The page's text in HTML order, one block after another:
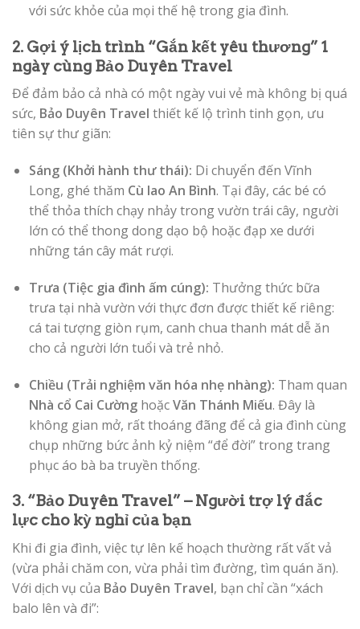
với sức khỏe của mọi thế hệ trong gia đình.
2. Gợi ý lịch trình “Gắn kết yêu thương” 1
ngày cùng Bảo Duyên Travel
Để đảm bảo cả nhà có một ngày vui vẻ mà không bị quá
sức, Bảo Duyên Travel thiết kế lộ trình tinh gọn, ưu
tiên sự thư giãn:
Sáng (Khởi hành thư thái): Di chuyển đến Vĩnh
Long, ghé thăm Cù lao An Bình. Tại đây, các bé có
thể thỏa thích chạy nhảy trong vườn trái cây, người
lớn có thể thong dong dạo bộ hoặc đạp xe dưới
những tán cây mát rượi.
Trưa (Tiệc gia đình ấm cúng): Thưởng thức bữa
trưa tại nhà vườn với thực đơn được thiết kế riêng:
cá tai tượng giòn rụm, canh chua thanh mát dễ ăn
cho cả người lớn tuổi và trẻ nhỏ.
Chiều (Trải nghiệm văn hóa nhẹ nhàng): Tham quan
Nhà cổ Cai CườnghoặcVăn Thánh Miếu. Đây là
không gian mở, rất thoáng đãng để cả gia đình cùng
chụp những bức ảnh kỷ niệm “để đời” trong trang
phục áo bà ba truyền thống.
3. “Bảo Duyên Travel” – Người trợ lý đắc
lực cho kỳ nghỉ của bạn
Khi đi gia đình, việc tự lên kế hoạch thường rất vất vả
(vừa phải chăm con, vừa phải tìm đường, tìm quán ăn).
Với dịch vụ của Bảo Duyên Travel, bạn chỉ cần “xách
balo lên và đi”: